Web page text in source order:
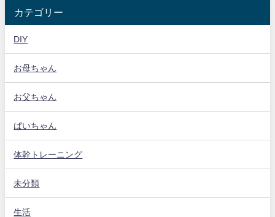
カテゴリー
DIY
お母ちゃん
お父ちゃん
ぱいちゃん
体幹トレーニング
未分類
生活